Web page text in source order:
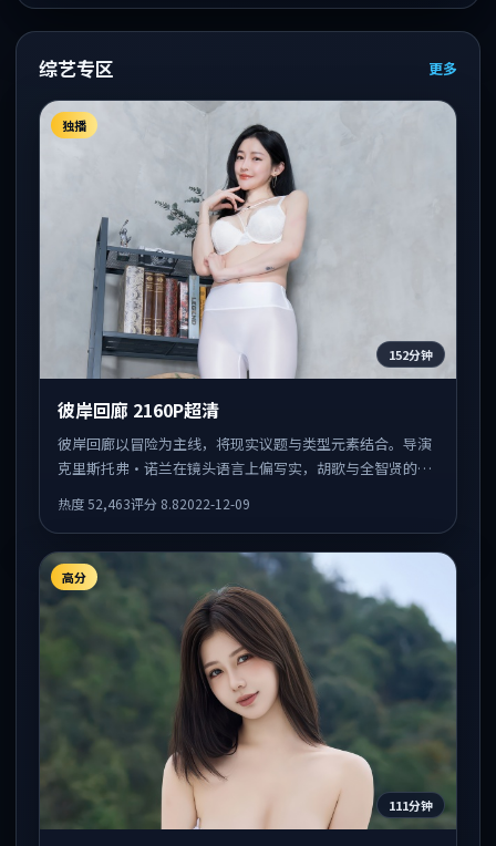
综艺专区 更多
独播
152分钟
彼岸回廊 2160P超清
彼岸回廊以冒险为主线，将现实议题与类型元素结合。导演
克里斯托弗·诺兰在镜头语言上偏写实，胡歌与全智贤的对
热度52,463评分 8.82022-12-09
高分
111分钟